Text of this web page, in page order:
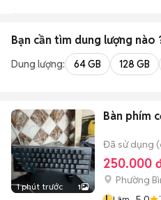
Bạn cần tìm dung lượng nào
Dung lượng: 64 GB 128 GB
1 phút trước 1
Bàn phím
Đã sử dụng
250.000
Phường